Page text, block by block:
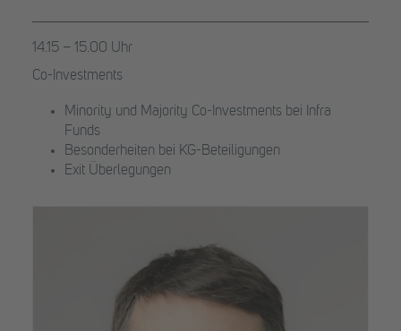
14.15 – 15.00 Uhr
Co-Investments
Minority und Majority Co-Investments bei Infra
Funds
Besonderheiten bei KG-Beteiligungen
Exit Überlegungen